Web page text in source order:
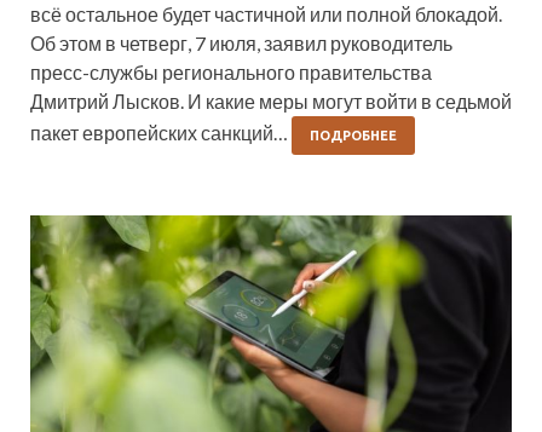
всё остальное будет частичной или полной блокадой.
Об этом в четверг, 7 июля, заявил руководитель
пресс-службы регионального правительства
Дмитрий Лысков. И какие меры могут войти в седьмой
пакет европейских санкций…
ПОДРОБНЕЕ